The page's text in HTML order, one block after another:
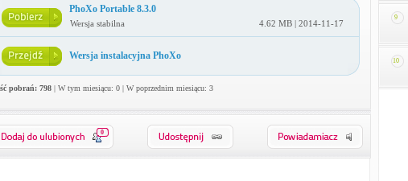
PhoXo Portable 8.3.0
Wersja stabilna 4.62 MB | 2014-11-17
Wersja instalacyjna PhoXo
pobrań: 798| W tym miesiącu: 0 | W poprzednim miesiącu: 3
0
9
10